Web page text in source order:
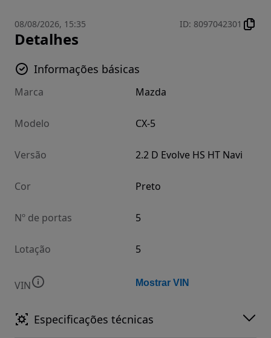
08/08/2026, 15:35 ID: 8097042301
Detalhes
Informações básicas
Marca Mazda
Modelo CX-5
Versão 2.2 D Evolve HS HT Navi
Cor Preto
Nº de portas 5
Lotação 5
VIN Mostrar VIN
Especificações técnicas